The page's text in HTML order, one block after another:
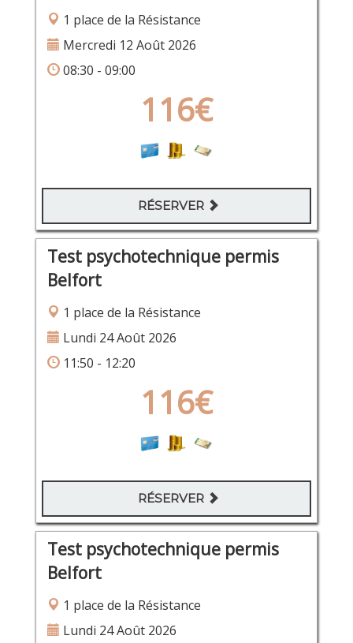
1 place de la Résistance
Mercredi 12 Août 2026
08:30 - 09:00
116€
RÉSERVER
Test psychotechnique permis
Belfort
1 place de la Résistance
Lundi 24 Août 2026
11:50 - 12:20
116€
RÉSERVER
Test psychotechnique permis
Belfort
1 place de la Résistance
Lundi 24 Août 2026